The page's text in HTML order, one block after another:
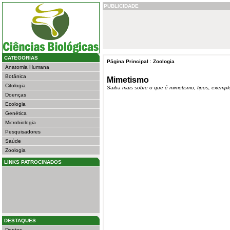
CATEGORIAS
Anatomia Humana
Botânica
Citologia
Doenças
Ecologia
Genética
Microbiologia
Pesquisadores
Saúde
Zoologia
LINKS PATROCINADOS
DESTAQUES
PUBLICIDADE
Página Principal : Zoologia
Mimetismo
Saiba mais sobre o que é mimetismo, tipos,